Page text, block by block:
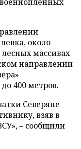
около
массивах
направлении
400 метров.
Северяне
взяв в
– сообщили